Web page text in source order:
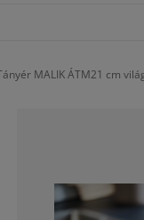
MALIK ÁTM21 cm